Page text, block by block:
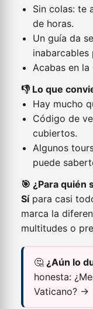
Sin colas: te
de horas.
Un guía da
inabarcables
Acabas en
👎 Lo que
Hay mucho
Código de
cubiertos.
Algunos
puede
🎯 ¿Para quién
Sípara casi
marca la
multitudes o
🤔¿Aún lo
honesta:
Vaticano? →